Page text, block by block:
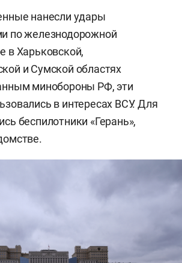
нанесли удары
по железнодорожной
в Харьковской,
и Сумской областях
минобороны РФ, эти
в интересах ВСУ. Для
беспилотники «Герань»,